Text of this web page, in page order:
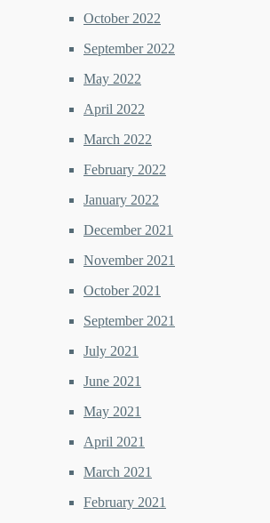
October 2022
September 2022
May 2022
April 2022
March 2022
February 2022
January 2022
December 2021
November 2021
October 2021
September 2021
July 2021
June 2021
May 2021
April 2021
March 2021
February 2021